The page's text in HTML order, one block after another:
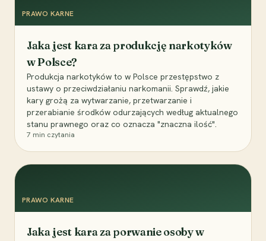
PRAWO KARNE
Jaka jest kara za produkcję narkotyków
w Polsce?
Produkcja narkotyków to w Polsce przestępstwo z
ustawy o przeciwdziałaniu narkomanii. Sprawdź, jakie
kary grożą za wytwarzanie, przetwarzanie i
przerabianie środków odurzających według aktualnego
stanu prawnego oraz co oznacza "znaczna ilość".
7 min czytania
PRAWO KARNE
Jaka jest kara za porwanie osoby w